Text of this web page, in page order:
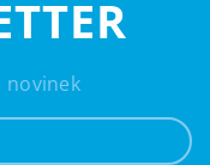
novinek